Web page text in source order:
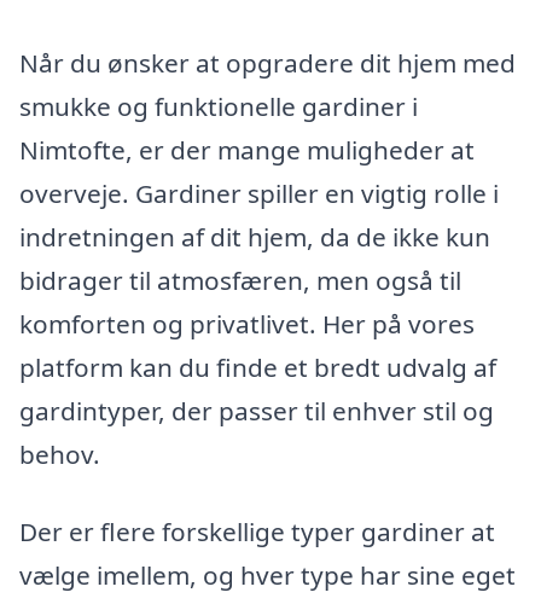
Når du ønsker at opgradere dit hjem med
smukke og funktionelle gardiner i
Nimtofte, er der mange muligheder at
overveje. Gardiner spiller en vigtig rolle i
indretningen af dit hjem, da de ikke kun
bidrager til atmosfæren, men også til
komforten og privatlivet. Her på vores
platform kan du finde et bredt udvalg af
gardintyper, der passer til enhver stil og
behov.
Der er flere forskellige typer gardiner at
vælge imellem, og hver type har sine eget